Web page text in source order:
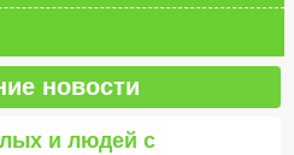
новости
и людей с